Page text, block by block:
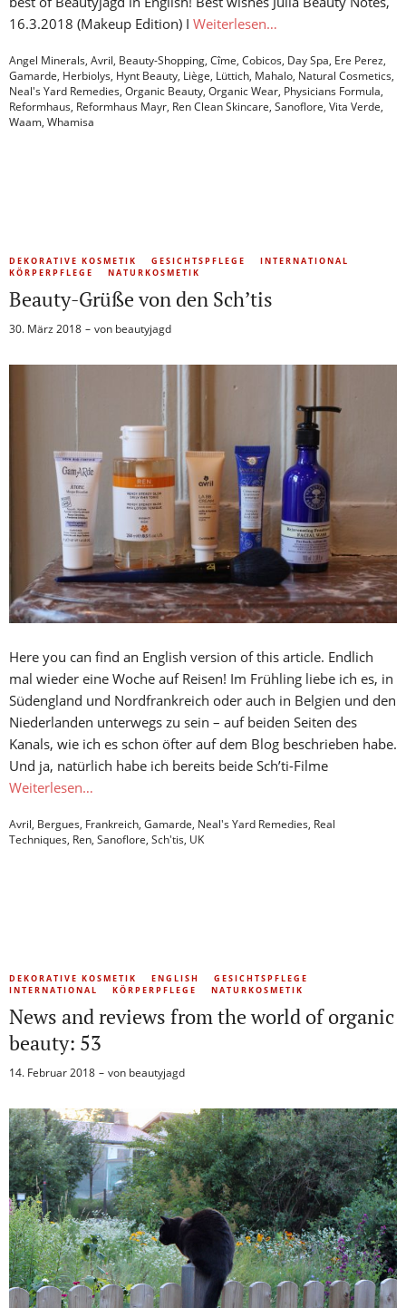
16.3.2018 (Makeup Edition) I Weiterlesen…
Angel Minerals, Avril, Beauty-Shopping, Cîme, Cobicos, Day Spa, Ere Perez,
Gamarde, Herbiolys, Hynt Beauty, Liège, Lüttich, Mahalo, Natural Cosmetics,
Neal's Yard Remedies, Organic Beauty, Organic Wear, Physicians Formula,
Reformhaus, Reformhaus Mayr, Ren Clean Skincare, Sanoflore, Vita Verde,
Waam, Whamisa
DEKORATIVE KOSMETIK GESICHTSPFLEGE
INTERNATIONAL
KÖRPERPFLEGE
NATURKOSMETIK
Beauty-Grüße von den Sch’tis
30. März 2018 von beautyjagd
Here you can find an English version of this article. Endlich
mal wieder eine Woche auf Reisen! Im Frühling liebe ich es, in
Südengland und Nordfrankreich oder auch in Belgien und den
Niederlanden unterwegs zu sein – auf beiden Seiten des
Kanals, wie ich es schon öfter auf dem Blog beschrieben habe.
Und ja, natürlich habe ich bereits beide Sch’ti-Filme
Weiterlesen…
Avril, Bergues, Frankreich, Gamarde, Neal's Yard Remedies, Real
Techniques, Ren, Sanoflore, Sch'tis, UK
DEKORATIVE KOSMETIK ENGLISH
GESICHTSPFLEGE
INTERNATIONAL
KÖRPERPFLEGE NATURKOSMETIK
News and reviews from the world of organic
beauty: 53
14. Februar 2018 von beautyjagd